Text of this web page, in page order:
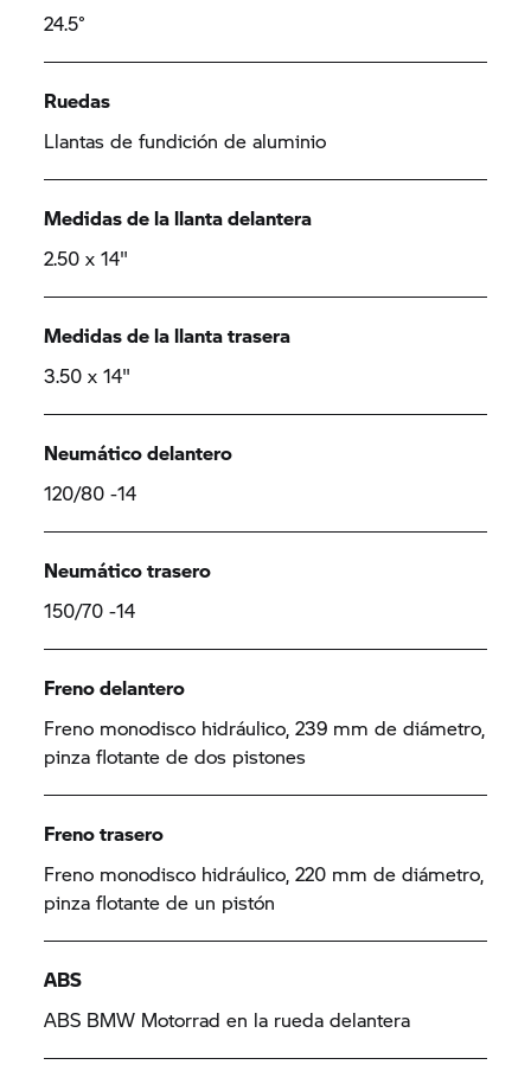
24.5°
Ruedas
Llantas de fundición de aluminio
Medidas de la llanta delantera
2.50 x 14"
Medidas de la llanta trasera
3.50 x 14"
Neumático delantero
120/80 -14
Neumático trasero
150/70 -14
Freno delantero
Freno monodisco hidráulico, 239 mm de diámetro,
pinza flotante de dos pistones
Freno trasero
Freno monodisco hidráulico, 220 mm de diámetro,
pinza flotante de un pistón
ABS
ABS BMW Motorrad en la rueda delantera